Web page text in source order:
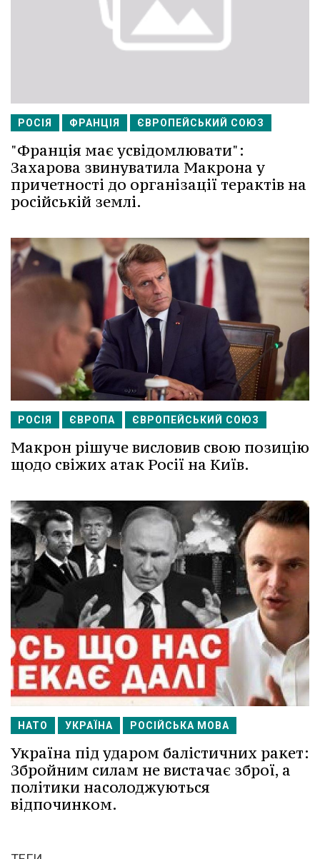
РОСІЯ ФРАНЦІЯ ЄВРОПЕЙСЬКИЙ СОЮЗ
"Франція має усвідомлювати":
Захарова звинуватила Макрона у
причетності до організації терактів на
російській землі.
РОСІЯ ЄВРОПА ЄВРОПЕЙСЬКИЙ СОЮЗ
Макрон рішуче висловив свою позицію
щодо свіжих атак Росії на Київ.
НАТО УКРАЇНА РОСІЙСЬКА МОВА
Україна під ударом балістичних ракет:
Збройним силам не вистачає зброї, а
політики насолоджуються
відпочинком.